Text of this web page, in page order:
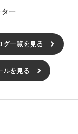
ー
グ一覧を見る
ルを見る